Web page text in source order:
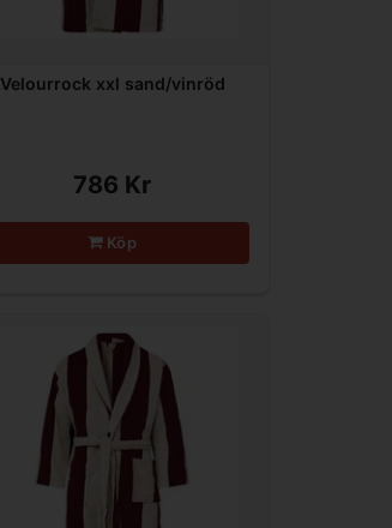
Velourrock xxl sand/vinröd
786 Kr
Köp